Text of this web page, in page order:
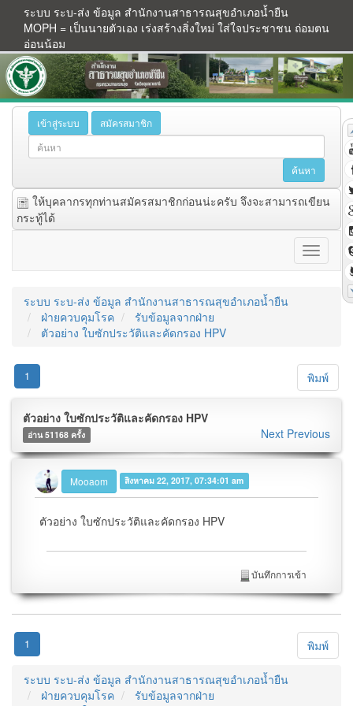
ระบบ ระบ-ส่ง ข้อมูล สำนักงานสาธารณสุขอำเภอน้ำยืน
MOPH = เป็นนายตัวเอง เร่งสร้างสิ่งใหม่ ใส่ใจประชาชน ถ่อมตน
อ่อนน้อม
เข้าสู่ระบบ สมัครสมาชิก
ให้บุคลากรทุกท่านสมัครสมาชิกก่อนน่ะครับ จึงจะสามารถเขียน
กระทู้ได้
ระบบ ระบ-ส่ง ข้อมูล สำนักงานสาธารณสุขอำเภอน้ำยืน
ฝ่ายควบคุมโรค
รับข้อมูลจากฝ่าย
ตัวอย่าง ใบซักประวัติและคัดกรอง HPV
พิมพ์
1
ตัวอย่าง ใบซักประวัติและคัดกรอง HPV
อ่าน 51168 ครั้ง Next Previous
Mooaom สิงหาคม 22, 2017, 07:34:01 am
ตัวอย่าง ใบซักประวัติและคัดกรอง HPV
บันทึกการเข้า
พิมพ์
1
ระบบ ระบ-ส่ง ข้อมูล สำนักงานสาธารณสุขอำเภอน้ำยืน
ฝ่ายควบคุมโรค
รับข้อมูลจากฝ่าย